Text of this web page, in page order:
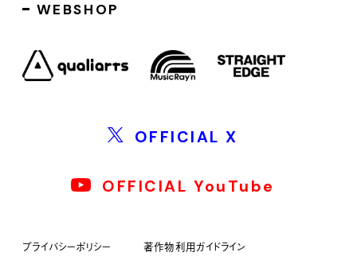
WEBSHOP
OFFICIAL X
OFFICIAL YouTube
プライバシーポリシー
著作物利用ガイドライン